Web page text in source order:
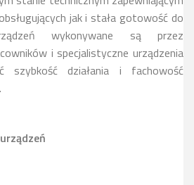
jak i stała gotowość do
wykonywane są przez
i specjalistyczne urządzenia
szybkość działania i fachowość